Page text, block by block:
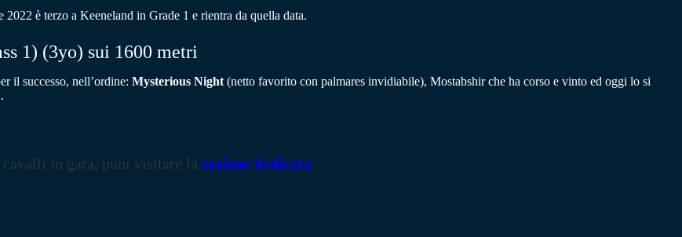
è terzo a Keeneland in Grade 1 e rientra da quella data.
1) (3yo) sui 1600 metri
il successo, nell’ordine: Mysterious Night (netto favorito con palmares invidiabile), Mostabshir che ha corso e vinto ed oggi lo si
cavalli in gara, puoi visitare la sezione dedicata